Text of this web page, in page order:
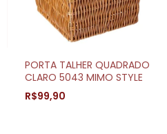
PORTA TALHER QUADRADO
CLARO 5043 MIMO STYLE
R$99,90